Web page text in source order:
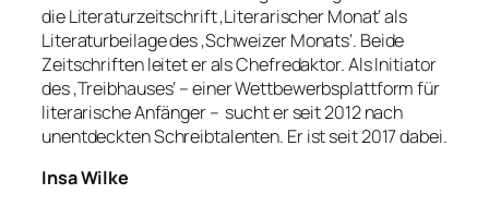
die Literaturzeitschrift ‚Literarischer Monat‘ als
Literaturbeilage des ‚Schweizer Monats‘. Beide
Zeitschriften leitet er als Chefredaktor. Als Initiator
des ‚Treibhauses‘ – einer Wettbewerbsplattform für
literarische Anfänger – sucht er seit 2012 nach
unentdeckten Schreibtalenten. Er ist seit 2017 dabei.
Insa Wilke